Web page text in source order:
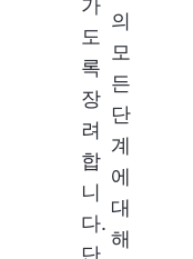
도
록
장
려
합
니
다.
단
의
모
든
단
계
에
대
해